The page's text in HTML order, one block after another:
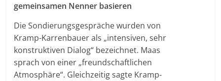
gemeinsamen Nenner basieren
Die Sondierungsgespräche wurden von
Kramp-Karrenbauer als „intensiven, sehr
konstruktiven Dialog“ bezeichnet. Maas
sprach von einer „freundschaftlichen
Atmosphäre“. Gleichzeitig sagte Kramp-